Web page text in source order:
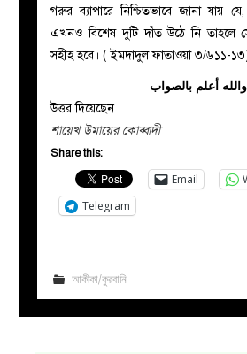
গরুর ব্যাপারে নিশ্চিতভাবে জানা যায়
এখনও বিশেষ দুটি দাঁত উঠে নি তাহলে
সহীহ হবে। ( ইমদাদুল ফাতাওয়া ৩/৬১১-
والله أعلم بالصواب
উত্তর দিয়েছেন
শায়েখ উমায়ের কোব্বাদী
Share this:
Email
Telegram
আকীকা/কুরবানি